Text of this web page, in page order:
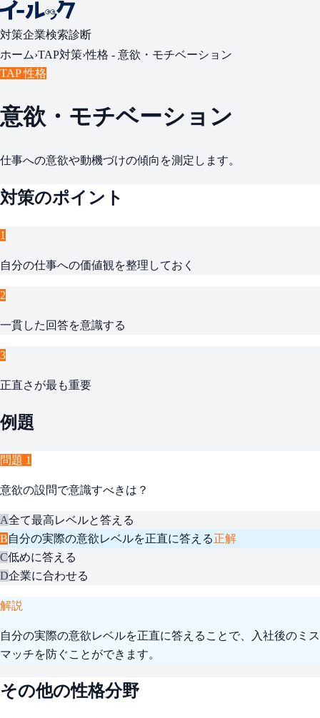
対策企業検索診断
ホーム›TAP対策›性格 - 意欲・モチベーション
TAP 性格
意欲・モチベーション
仕事への意欲や動機づけの傾向を測定します。
対策のポイント
1
自分の仕事への価値観を整理しておく
2
一貫した回答を意識する
3
正直さが最も重要
例題
問題 1
意欲の設問で意識すべきは？
A全て最高レベルと答える
B自分の実際の意欲レベルを正直に答える正解
C低めに答える
D企業に合わせる
解説
自分の実際の意欲レベルを正直に答えることで、入社後のミス
マッチを防ぐことができます。
その他の性格分野